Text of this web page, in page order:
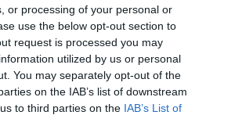
or processing of your personal or
use the below opt-out section to
request is processed you may
utilized by us or personal
You may separately opt-out of the
on the IAB’s list of downstream
to third parties on the IAB’s List of
hadiiparban?
Jelentős átalakulás
kis- és
nemzetközi hadiipari
számos jogi…